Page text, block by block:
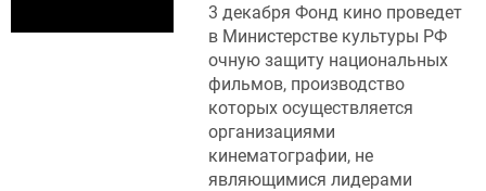
3 декабря Фонд кино проведет
в Министерстве культуры РФ
очную защиту национальных
фильмов, производство
которых осуществляется
организациями
кинематографии, не
являющимися лидерами